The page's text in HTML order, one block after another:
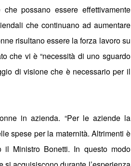
possano essere effettivamente
che continuano ad aumentare
risultano essere la forza lavoro su
che vi è “necessità di uno sguardo
di visione che è necessario per il
in azienda. “Per le aziende la
spese per la maternità. Altrimenti è
Ministro Bonetti. In questo modo